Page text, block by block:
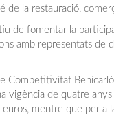
de la restauració,
de fomentar la
amb representats de
Competitivitat
vigència de quatre
mentre que per